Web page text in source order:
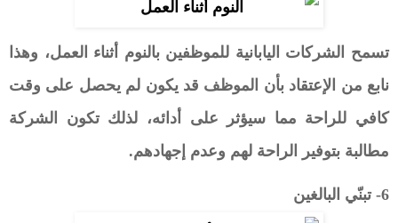
تسمح الشركات اليابانية للموظفين بالنوم أثناء العمل، وهذا
نابع من الإعتقاد بأن الموظف قد يكون لم يحصل على وقت
كافي للراحة مما سيؤثر على أدائه، لذلك تكون الشركة
مطالبة بتوفير الراحة لهم وعدم إجهادهم.
6- تبنّي البالغين